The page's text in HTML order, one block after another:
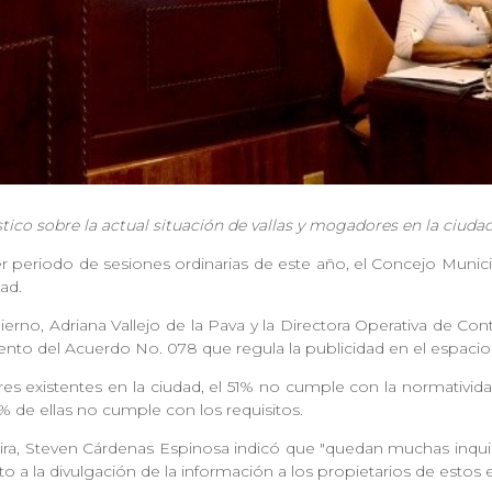
sobre la actual situación de vallas y mogadores en la
periodo de sesiones ordinarias de este año, el Concejo
Adriana Vallejo de la Pava y la Directora Operativa de
del Acuerdo No. 078 que regula la publicidad en el
existentes en la ciudad, el 51% no cumple con la
de ellas no cumple con los requisitos.
Steven Cárdenas Espinosa indicó que "quedan muchas
a la divulgación de la información a los propietarios de